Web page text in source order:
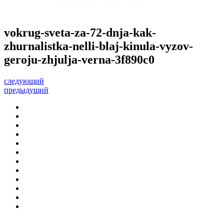
vokrug-sveta-za-72-dnja-kak-
zhurnalistka-nelli-blaj-kinula-vyzov-
geroju-zhjulja-verna-3f890c0
следующий
предыдущий